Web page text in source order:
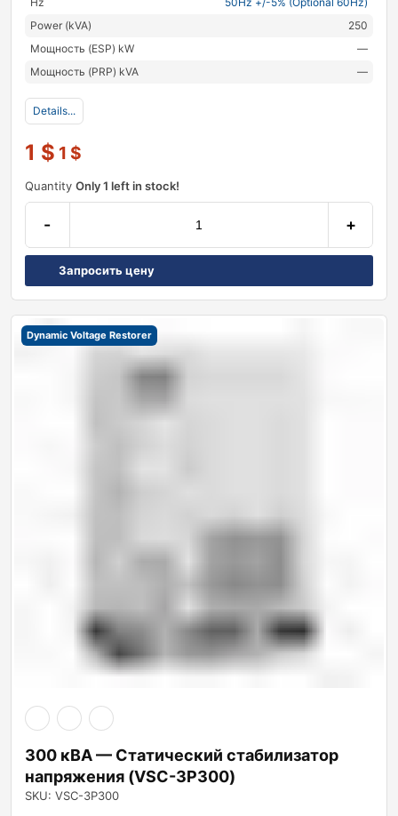
Power (kVA)
250
Мощность (ESP) kW
—
Мощность (PRP) kVA
—
Details...
1 $ 1 $
Quantity Only 1 left in stock!
- +
Запросить цену
Dynamic Voltage Restorer
300 кВА — Статический стабилизатор
напряжения (VSC-3P300)
SKU: VSC-3P300